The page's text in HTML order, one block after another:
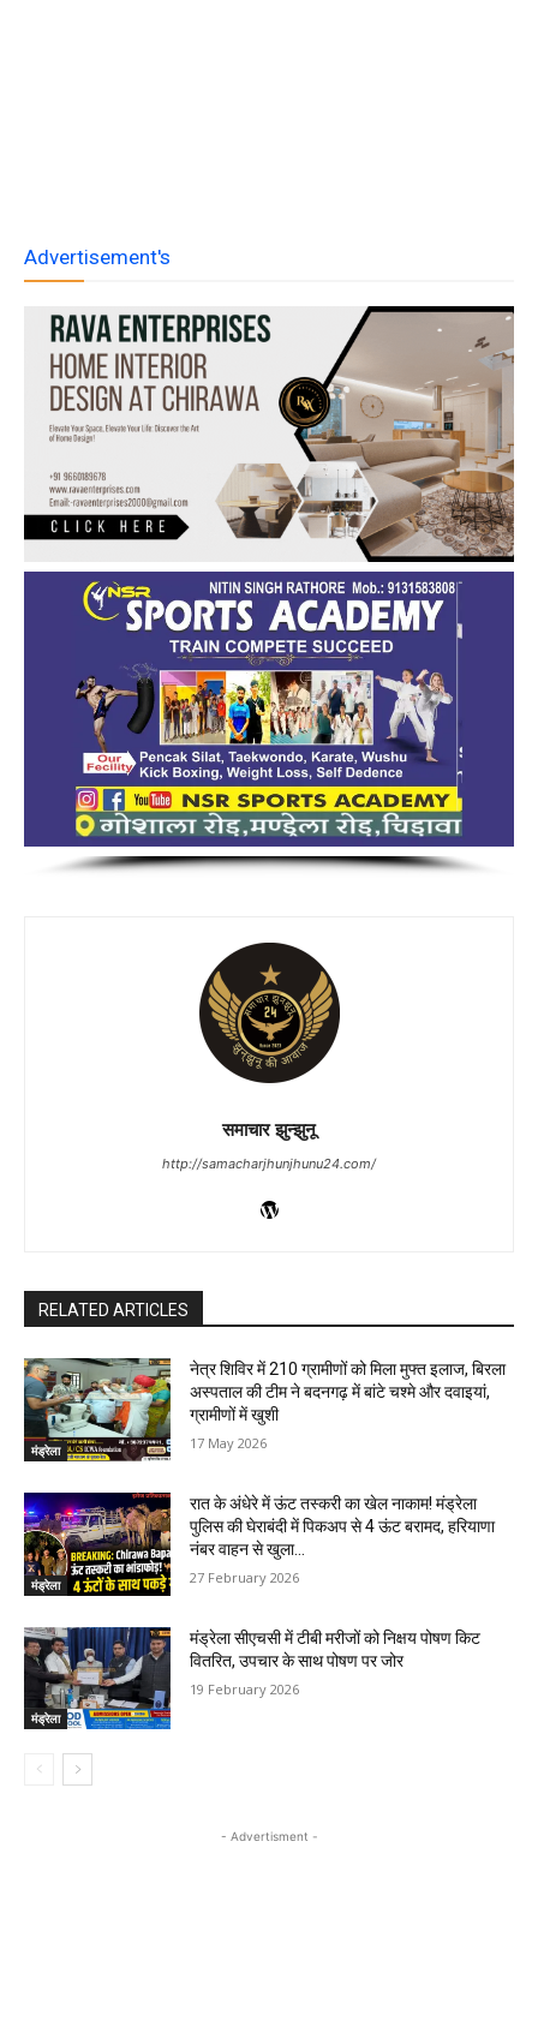
Advertisement's
समाचार झुन्झुनू
http://samacharjhunjhunu24.com/
RELATED ARTICLES
मंड्रेला
नेत्र शिविर में 210 ग्रामीणों को मिला मुफ्त इलाज, बिरला
अस्पताल की टीम ने बदनगढ़ में बांटे चश्मे और दवाइयां,
ग्रामीणों में खुशी
17 May 2026
मंड्रेला
रात के अंधेरे में ऊंट तस्करी का खेल नाकाम! मंड्रेला
पुलिस की घेराबंदी में पिकअप से 4 ऊंट बरामद, हरियाणा
नंबर वाहन से खुला...
27 February 2026
मंड्रेला
मंड्रेला सीएचसी में टीबी मरीजों को निक्षय पोषण किट
वितरित, उपचार के साथ पोषण पर जोर
19 February 2026
- Advertisment -